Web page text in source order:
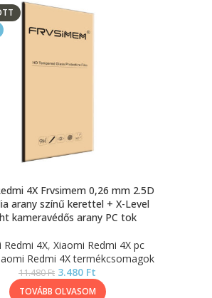
4X Frvsimem 0,26 mm 2.5D
arany színű kerettel + X-Level
kameravédős arany PC tok
Redmi 4X, Xiaomi Redmi 4X pc
Redmi 4X termékcsomagok
11.480Ft 3.480 Ft
TOVÁBB OLVASOM